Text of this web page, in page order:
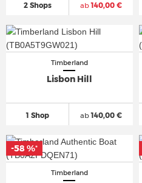
2 Shops ab140,00 €
Timberland
Lisbon Hill
1 Shop ab140,00 €
Timberland
-58 %*